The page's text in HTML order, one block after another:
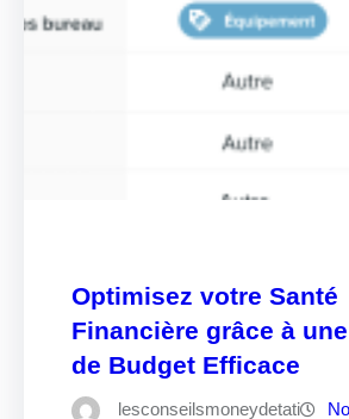
Optimisez votre Santé
Financière grâce à
de Budget Efficace
lesconseilsmoneydetati